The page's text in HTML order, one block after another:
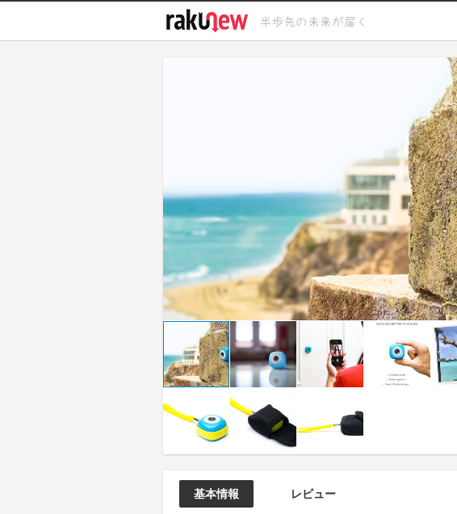
基本情報 レビュー